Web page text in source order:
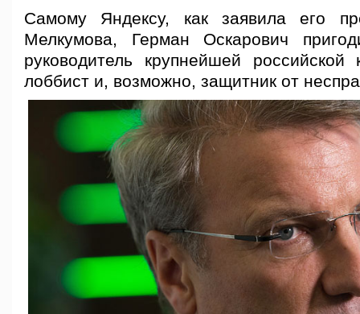
Самому Яндексу, как заявила его
Мелкумова, Герман Оскарович
руководитель крупнейшей
лоббист и, возможно, защитник от